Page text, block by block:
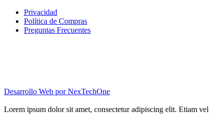
Privacidad
Política de Compras
Preguntas Frecuentes
Desarrollo Web porNexTechOne
Lorem ipsum dolor sit amet, consectetur adipiscing elit. Etiam vel